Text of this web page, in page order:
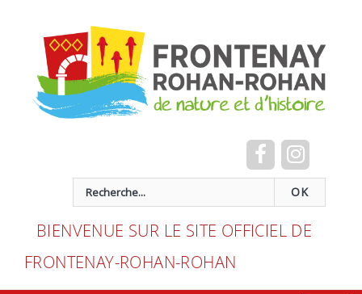
OK
BIENVENUE SUR LE SITE OFFICIEL DE
FRONTENAY-ROHAN-ROHAN